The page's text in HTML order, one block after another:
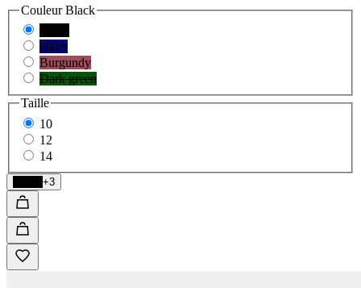
Couleur Black
Navy
Burgundy
Dark green
Taille
10
12
14
+3